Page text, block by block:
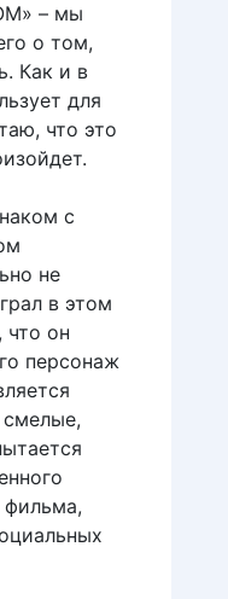
– мы
о том,
Как и в
для
что это
с
не
в этом
что он
персонаж
фильма,